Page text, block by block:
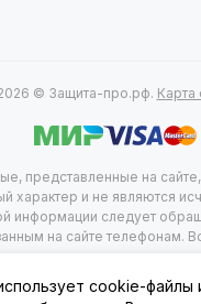
© Защита-про.рф. Карта
представленные на
характер и не являются
информации следует
на сайте телефонам.
касающаяся
сочетаний, а так же
характер и не при
cookie-файлы